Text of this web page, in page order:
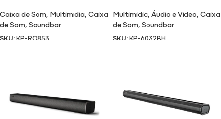
Caixa de Som, Multimidia,Caixa
de Som,Soundbar
SKU:KP-RO853
Multimidia,Áudio e Video,Caixa
de Som,Soundbar
SKU:KP-6032BH